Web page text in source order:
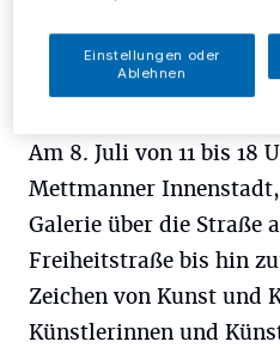
Am 8. Juli von 11 bis 18
Mettmanner
Galerie über die Straße
Freiheitstraße bis hin
Zeichen von Kunst und
Künstlerinnen und
Einstellungen oder
Ablehnen